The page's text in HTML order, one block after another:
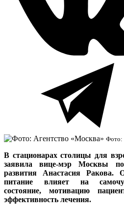
Фото:
В стационарах столицы для
заявила вице-мэр Москвы по
развития Анастасия
питание влияет на
состояние, мотивацию
эффективность лечения.